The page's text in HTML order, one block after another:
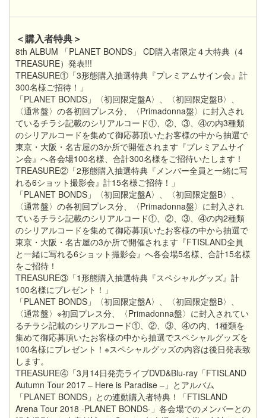
＜購入者特典＞
8th ALBUM 「PLANET BONDS」 CD購入者限定４大特典（4
TREASURE）発表!!!
TREASURE①「3形態購入抽選特典『プレミアムサイン会』計
300名様ご招待！」
「PLANET BONDS」〈初回限定盤A〉、〈初回限定盤B〉、
〈通常盤〉の各初回プレス分、〈Primadonna盤〉に封入され
ているチラシ記載のシリアルコード①、②、③、④の内3種類
のシリアルコードを集めて御応募頂いたお客様の中から抽選で
東京・大阪・名古屋の3か所で開催されます『プレミアムサイ
ン会』へ各会場100名様、合計300名様をご招待いたします！
TREASURE②「2形態購入抽選特典『メンバー全員と一緒に写
れる6ショット撮影会』計15名様ご招待！」
「PLANET BONDS」〈初回限定盤A〉、〈初回限定盤B〉、
〈通常盤〉の各初回プレス分、〈Primadonna盤〉に封入され
ているチラシ記載のシリアルコード①、②、③、④の内2種類
のシリアルコードを集めて御応募頂いたお客様の中から抽選で
東京・大阪・名古屋の3か所で開催されます『FTISLAND全員
と一緒に写れる6ショット撮影会』へ各会場5名様、合計15名様
をご招待！
TREASURE③「1形態購入抽選特典『スペシャルグッズ』計
100名様にプレゼント！」
「PLANET BONDS」〈初回限定盤A〉、〈初回限定盤B〉、
〈通常盤〉※初回プレス分、〈Primadonna盤〉に封入されてい
るチラシ記載のシリアルコード①、②、③、④の内、1種類を
集めて御応募頂いたお客様の中から抽選でスペシャルグッズを
100名様にプレゼント！※スペシャルグッズの内容は後日発表致
します。
TREASURE④「3月14日発売ライブDVD&Blu-ray「FTISLAND
Autumn Tour 2017 – Here is Paradise –」とアルバム
「PLANET BONDS」との連動購入者特典！「FTISLAND
Arena Tour 2018 -PLANET BONDS-」各会場でのメンバーとの